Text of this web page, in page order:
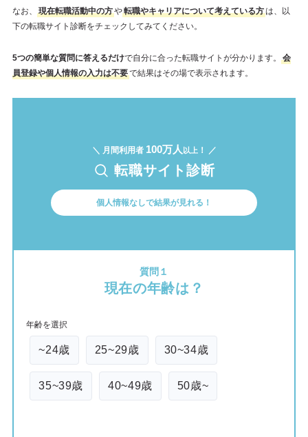
なお、 現在転職活動中の方や転職やキャリアについて考えている方は、以
下の転職サイト診断をチェックしてみてください。
5つの簡単な質問に答えるだけで自分に合った転職サイトが分かります。
会
員登録や個人情報の入力は不要で結果はその場で表示されます。
＼ 月間利用者 100万人 以上 ！ ／
転職サイト診断
個人情報なしで結果が見れる！
質問１
現在の年齢は？
年齢を選択
~24歳 25~29歳 30~34歳
35~39歳 40~49歳 50歳~